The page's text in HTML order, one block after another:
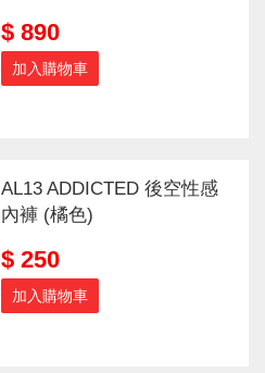
$ 890
加入購物車
AL13 ADDICTED 後空性感
內褲 (橘色)
$ 250
加入購物車